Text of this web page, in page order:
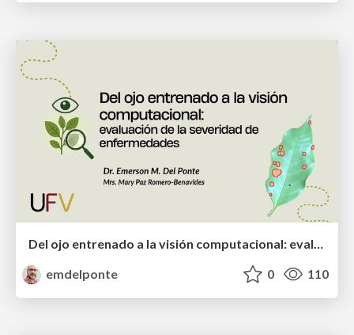
Del ojo entrenado a la visión computacional: evaluación de la severidad de enfermedades
emdelponte
0 110